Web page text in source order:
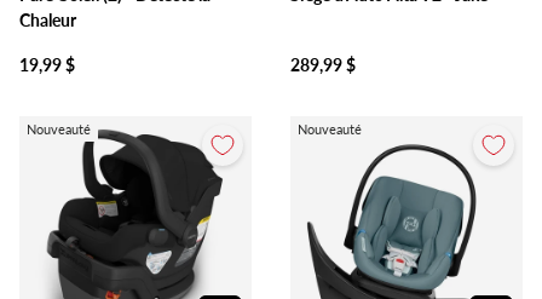
Chaleur
19,99 $ 289,99 $
Nouveauté Nouveauté